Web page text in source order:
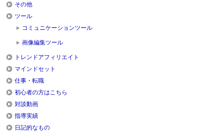
その他
ツール
コミュニケーションツール
画像編集ツール
トレンドアフィリエイト
マインドセット
仕事・転職
初心者の方はこちら
対談動画
指導実績
日記的なもの